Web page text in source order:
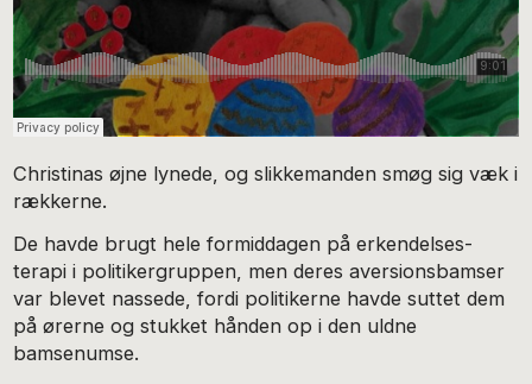
Christinas øjne lynede, og slikkemanden smøg sig væk i
rækkerne.
De havde brugt hele formiddagen på erkendelses-
terapi i politikergruppen, men deres aversionsbamser
var blevet nassede, fordi politikerne havde suttet dem
på ørerne og stukket hånden op i den uldne
bamsenumse.